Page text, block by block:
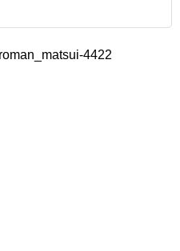
4422